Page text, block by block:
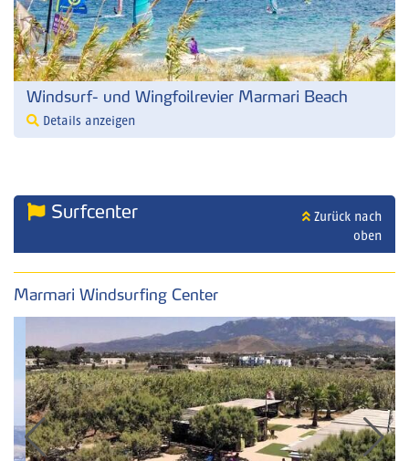
Windsurf- und Wingfoilrevier Marmari Beach
Details anzeigen
Surfcenter
Zurück nach
oben
Marmari Windsurfing Center